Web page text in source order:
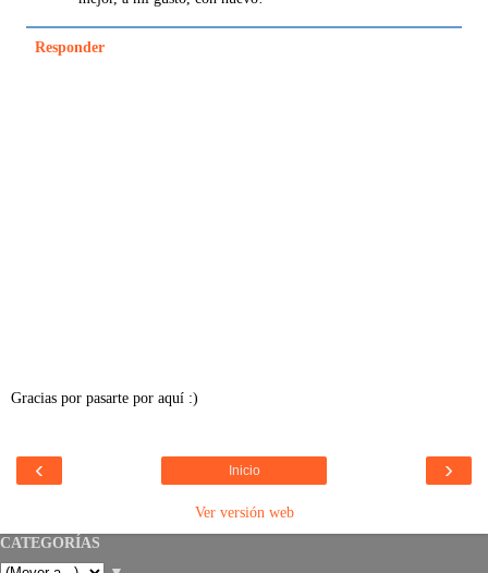
Responder
Gracias por pasarte por aquí :)
‹ ›
Inicio
Ver versión web
CATEGORÍAS